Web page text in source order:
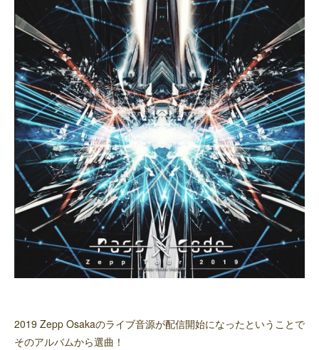
2019 Zepp Osakaのライブ音源が配信開始になったということで
そのアルバムから選曲！